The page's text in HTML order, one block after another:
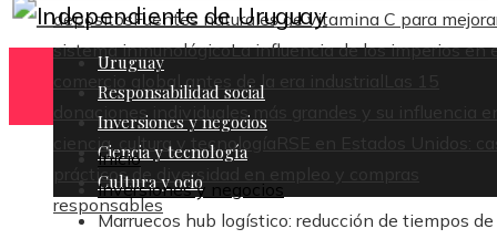
depósitosFuentes naturales de vitamina C para
sistema inmunológicoLa influencia de los imperios en
comercio global antes de la era industrial
Las 15
donaciones individuales más grandes y su influencia
ciencia, cultura y tecnología
RSE en Estados Unidos:
prácticos de diversidad en empleo y compras
responsables
Uruguay
Responsabilidad social
Inversiones y negocios
Ciencia y tecnología
Cultura y ocio
Inicio
Inversiones y negocios
Marruecos hub logístico: reducción de tiempos de